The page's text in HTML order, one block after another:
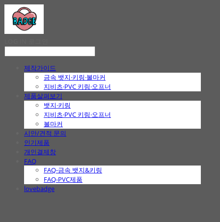
제작가이드
금속 뱃지·키링·볼마커
지비츠·PVC 키링·오프너
제품살펴보기
뱃지·키링
지비츠·PVC 키링·오프너
볼마커
시안/견적 문의
인기제품
개인결제창
FAQ
FAQ-금속 뱃지&키링
FAQ-PVC제품
lovebadge